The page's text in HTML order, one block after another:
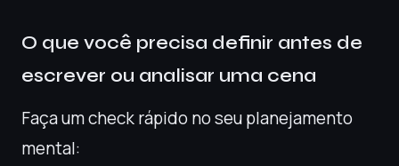
O que você precisa definir antes de
escrever ou analisar uma cena
Faça um check rápido no seu planejamento
mental: